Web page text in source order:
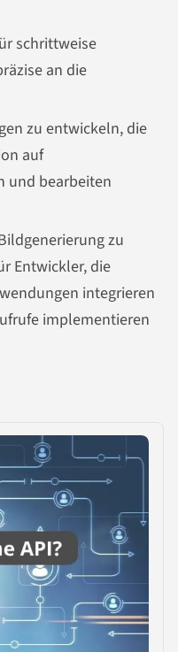
schrittweise
an die
zu entwickeln, die
auf
und bearbeiten
zu
Entwickler, die
integrieren
implementieren